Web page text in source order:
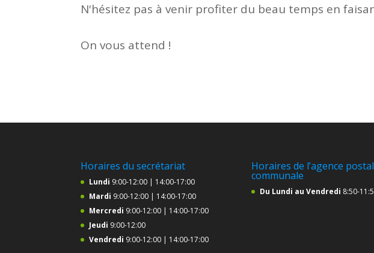
N'hésitez pas à venir profiter du beau temps en
On vous attend !
Horaires du secrétariat
Lundi 9:00-12:00 | 14:00-17:00
Mardi 9:00-12:00 | 14:00-17:00
Mercredi 9:00-12:00 | 14:00-17:00
Jeudi 9:00-12:00
Vendredi 9:00-12:00 | 14:00-17:00
Horaires de l’agence
communale
Du Lundi au Vendredi 8:50-